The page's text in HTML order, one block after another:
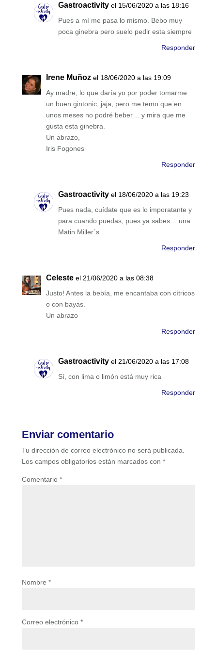
Gastroactivity el 15/06/2020 a las 18:16
Pues a mí me pasa lo mismo. Bebo muy
poca ginebra pero suelo pedir esta siempre
Responder
Irene Muñoz el 18/06/2020 a las 19:09
Ay madre, lo que daría yo por poder tomarme
un buen gintonic, jaja, pero me temo que en
unos meses no podré beber… y mira que me
gusta esta ginebra.
Un abrazo,
Iris Fogones
Responder
Gastroactivity el 18/06/2020 a las 19:23
Pues nada, cuídate que es lo imporatante y
para cuando puedas, pues ya sabes… una
Matin Miller´s
Responder
Celeste el 21/06/2020 a las 08:38
Justo! Antes la bebía, me encantaba con cítricos
o con bayas.
Un abrazo
Responder
Gastroactivity el 21/06/2020 a las 17:08
Sí, con lima o limón está muy rica
Responder
Enviar comentario
Tu dirección de correo electrónico no será publicada.
Los campos obligatorios están marcados con *
Comentario *
Nombre *
Correo electrónico *